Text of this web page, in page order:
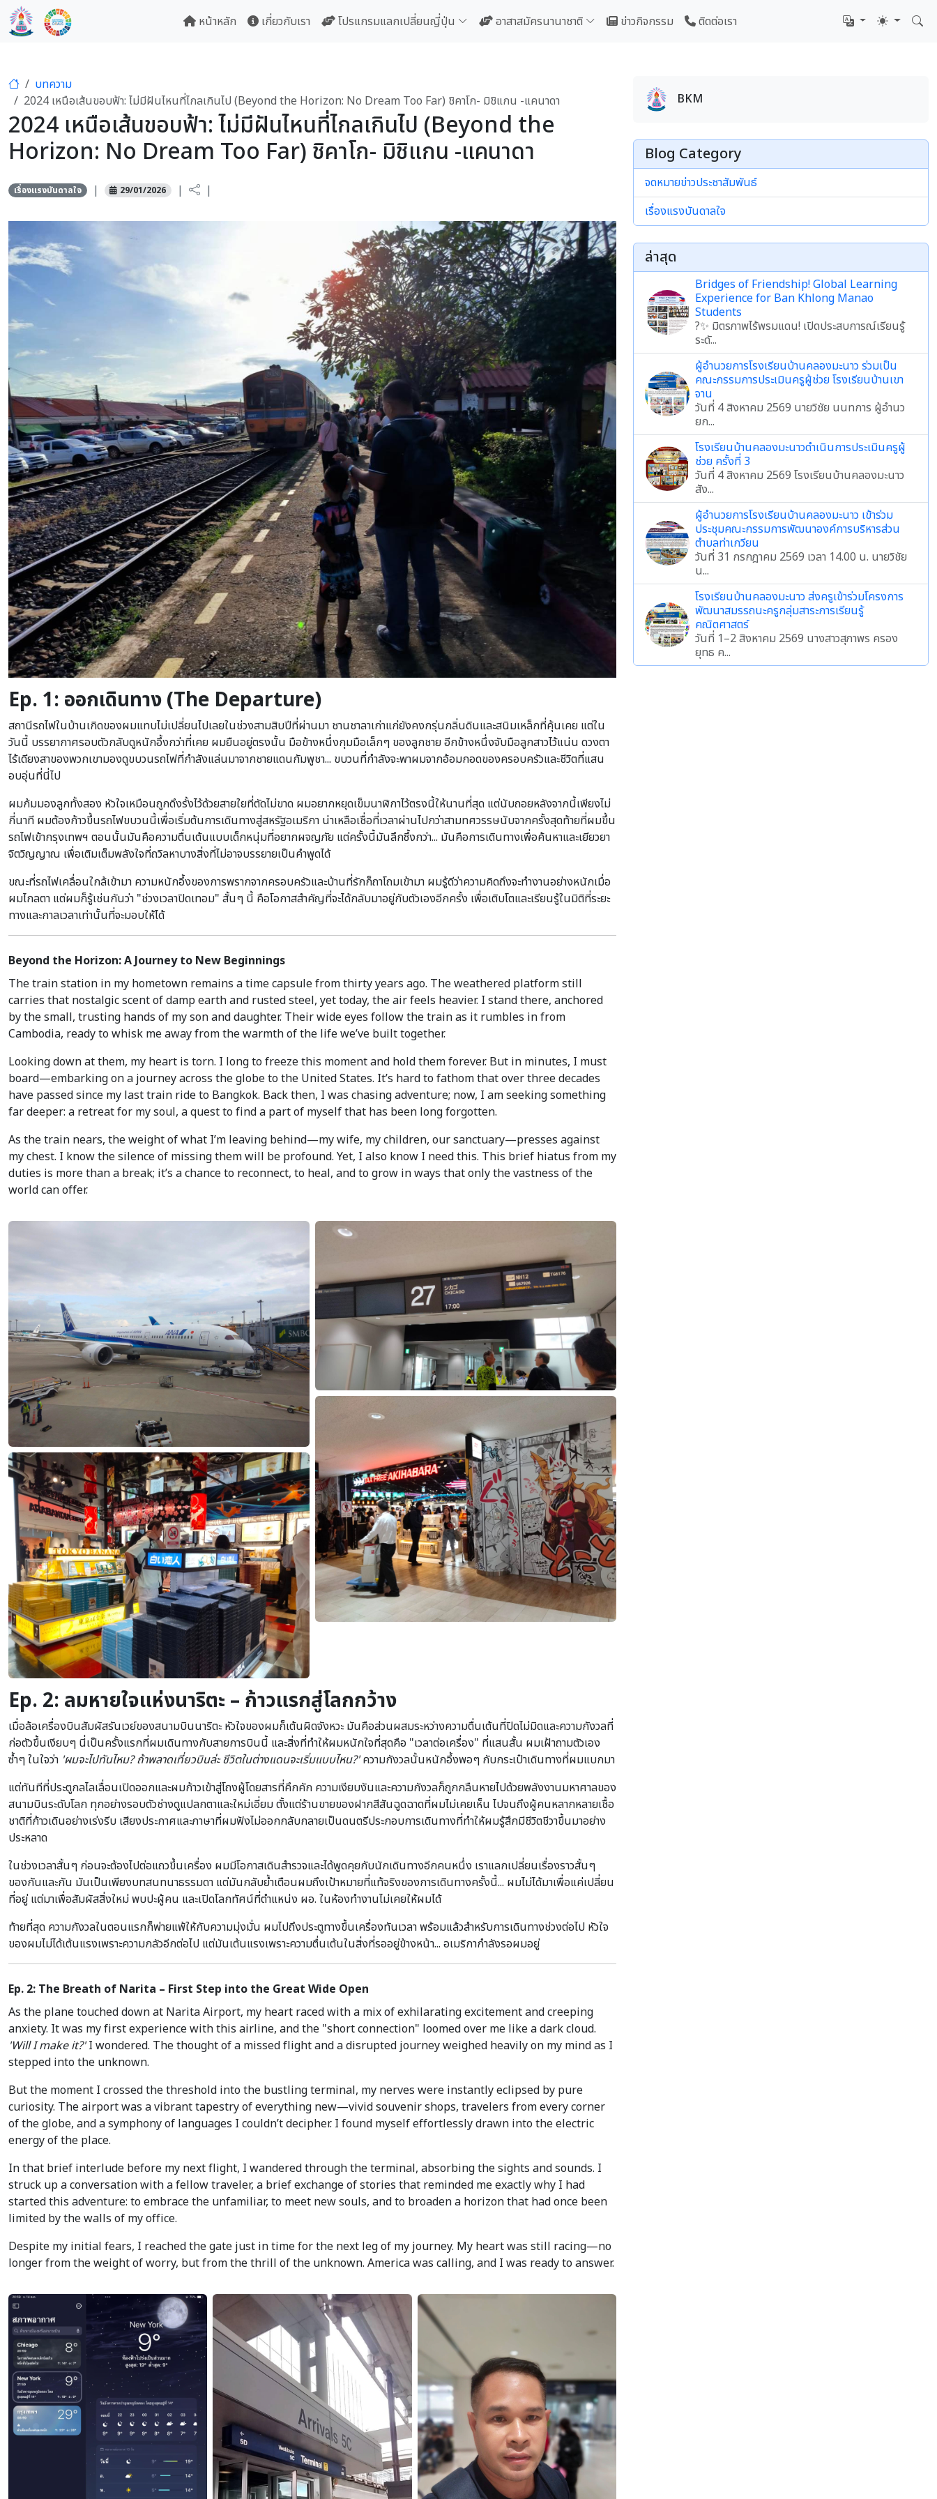
หน้าหลัก เกี่ยวกับเรา โปรแกรมแลกเปลี่ยนญี่ปุ่น อาสาสมัครนานาชาติ ข่าวกิจกรรม ติดต่อเรา
บทความ
2024 เหนือเส้นขอบฟ้า: ไม่มีฝันไหนที่ไกลเกินไป (Beyond the Horizon: No Dream Too Far) ชิคาโก- มิชิแกน -แคนาดา
2024 เหนือเส้นขอบฟ้า: ไม่มีฝันไหนที่ไกลเกินไป (Beyond the
Horizon: No Dream Too Far) ชิคาโก- มิชิแกน -แคนาดา
เรื่องแรงบันดาลใจ | 29/01/2026 | |
Ep. 1: ออกเดินทาง (The Departure)
สถานีรถไฟในบ้านเกิดของผมแทบไม่เปลี่ยนไปเลยในช่วงสามสิบปีที่ผ่านมา ชานชาลาเก่าแก่ยังคงกรุ่นกลิ่นดินและสนิมเหล็กที่คุ้นเคย แต่ใน
วันนี้ บรรยากาศรอบตัวกลับดูหนักอึ้งกว่าที่เคย ผมยืนอยู่ตรงนั้น มือข้างหนึ่งกุมมือเล็กๆ ของลูกชาย อีกข้างหนึ่งจับมือลูกสาวไว้แน่น ดวงตา
ไร้เดียงสาของพวกเขามองดูขบวนรถไฟที่กำลังแล่นมาจากชายแดนกัมพูชา... ขบวนที่กำลังจะพาผมจากอ้อมกอดของครอบครัวและชีวิตที่แสน
อบอุ่นที่นี่ไป
ผมก้มมองลูกทั้งสอง หัวใจเหมือนถูกดึงรั้งไว้ด้วยสายใยที่ตัดไม่ขาด ผมอยากหยุดเข็มนาฬิกาไว้ตรงนี้ให้นานที่สุด แต่นับถอยหลังจากนี้เพียงไม่
กี่นาที ผมต้องก้าวขึ้นรถไฟขบวนนี้เพื่อเริ่มต้นการเดินทางสู่สหรัฐอเมริกา น่าเหลือเชื่อที่เวลาผ่านไปกว่าสามทศวรรษนับจากครั้งสุดท้ายที่ผมขึ้น
รถไฟเข้ากรุงเทพฯ ตอนนั้นมันคือความตื่นเต้นแบบเด็กหนุ่มที่อยากผจญภัย แต่ครั้งนี้มันลึกซึ้งกว่า... มันคือการเดินทางเพื่อค้นหาและเยียวยา
จิตวิญญาณ เพื่อเติมเต็มพลังใจที่ถวิลหาบางสิ่งที่ไม่อาจบรรยายเป็นคำพูดได้
ขณะที่รถไฟเคลื่อนใกล้เข้ามา ความหนักอึ้งของการพรากจากครอบครัวและบ้านที่รักก็ถาโถมเข้ามา ผมรู้ดีว่าความคิดถึงจะทำงานอย่างหนักเมื่อ
ผมไกลตา แต่ผมก็รู้เช่นกันว่า "ช่วงเวลาปิดเทอม" สั้นๆ นี้ คือโอกาสสำคัญที่จะได้กลับมาอยู่กับตัวเองอีกครั้ง เพื่อเติบโตและเรียนรู้ในมิติที่ระยะ
ทางและกาลเวลาเท่านั้นที่จะมอบให้ได้
Beyond the Horizon: A Journey to New Beginnings
The train station in my hometown remains a time capsule from thirty years ago. The weathered platform still
carries that nostalgic scent of damp earth and rusted steel, yet today, the air feels heavier. I stand there, anchored
by the small, trusting hands of my son and daughter. Their wide eyes follow the train as it rumbles in from
Cambodia, ready to whisk me away from the warmth of the life we’ve built together.
Looking down at them, my heart is torn. I long to freeze this moment and hold them forever. But in minutes, I must
board—embarking on a journey across the globe to the United States. It’s hard to fathom that over three decades
have passed since my last train ride to Bangkok. Back then, I was chasing adventure; now, I am seeking something
far deeper: a retreat for my soul, a quest to find a part of myself that has been long forgotten.
As the train nears, the weight of what I’m leaving behind—my wife, my children, our sanctuary—presses against
my chest. I know the silence of missing them will be profound. Yet, I also know I need this. This brief hiatus from my
duties is more than a break; it’s a chance to reconnect, to heal, and to grow in ways that only the vastness of the
world can offer.
Ep. 2: ลมหายใจแห่งนาริตะ – ก้าวแรกสู่โลกกว้าง
เมื่อล้อเครื่องบินสัมผัสรันเวย์ของสนามบินนาริตะ หัวใจของผมก็เต้นผิดจังหวะ มันคือส่วนผสมระหว่างความตื่นเต้นที่ปิดไม่มิดและความกังวลที่
ก่อตัวขึ้นเงียบๆ นี่เป็นครั้งแรกที่ผมเดินทางกับสายการบินนี้ และสิ่งที่ทำให้ผมหนักใจที่สุดคือ "เวลาต่อเครื่อง" ที่แสนสั้น ผมเฝ้าถามตัวเอง
ซ้ำๆ ในใจว่า 'ผมจะไปทันไหม? ถ้าพลาดเที่ยวบินล่ะ ชีวิตในต่างแดนจะเริ่มแบบไหน?'ความกังวลนั้นหนักอึ้งพอๆ กับกระเป๋าเดินทางที่ผมแบกมา
แต่ทันทีที่ประตูกลไลเลื่อนเปิดออกและผมก้าวเข้าสู่โถงผู้โดยสารที่คึกคัก ความเงียบงันและความกังวลก็ถูกกลืนหายไปด้วยพลังงานมหาศาลของ
สนามบินระดับโลก ทุกอย่างรอบตัวช่างดูแปลกตาและใหม่เอี่ยม ตั้งแต่ร้านขายของฝากสีสันฉูดฉาดที่ผมไม่เคยเห็น ไปจนถึงผู้คนหลากหลายเชื้อ
ชาติที่ก้าวเดินอย่างเร่งรีบ เสียงประกาศและภาษาที่ผมฟังไม่ออกกลับกลายเป็นดนตรีประกอบการเดินทางที่ทำให้ผมรู้สึกมีชีวิตชีวาขึ้นมาอย่าง
ประหลาด
ในช่วงเวลาสั้นๆ ก่อนจะต้องไปต่อแถวขึ้นเครื่อง ผมมีโอกาสเดินสำรวจและได้พูดคุยกับนักเดินทางอีกคนหนึ่ง เราแลกเปลี่ยนเรื่องราวสั้นๆ
ของกันและกัน มันเป็นเพียงบทสนทนาธรรมดา แต่มันกลับย้ำเตือนผมถึงเป้าหมายที่แท้จริงของการเดินทางครั้งนี้... ผมไม่ได้มาเพื่อแค่เปลี่ยน
ที่อยู่ แต่มาเพื่อสัมผัสสิ่งใหม่ พบปะผู้คน และเปิดโลกทัศน์ที่ตำแหน่ง ผอ. ในห้องทำงานไม่เคยให้ผมได้
ท้ายที่สุด ความกังวลในตอนแรกก็พ่ายแพ้ให้กับความมุ่งมั่น ผมไปถึงประตูทางขึ้นเครื่องทันเวลา พร้อมแล้วสำหรับการเดินทางช่วงต่อไป หัวใจ
ของผมไม่ได้เต้นแรงเพราะความกลัวอีกต่อไป แต่มันเต้นแรงเพราะความตื่นเต้นในสิ่งที่รออยู่ข้างหน้า... อเมริกากำลังรอผมอยู่
Ep. 2: The Breath of Narita – First Step into the Great Wide Open
As the plane touched down at Narita Airport, my heart raced with a mix of exhilarating excitement and creeping
anxiety. It was my first experience with this airline, and the "short connection" loomed over me like a dark cloud.
'Will I make it?'I wondered. The thought of a missed flight and a disrupted journey weighed heavily on my mind as I
stepped into the unknown.
But the moment I crossed the threshold into the bustling terminal, my nerves were instantly eclipsed by pure
curiosity. The airport was a vibrant tapestry of everything new—vivid souvenir shops, travelers from every corner
of the globe, and a symphony of languages I couldn’t decipher. I found myself effortlessly drawn into the electric
energy of the place.
In that brief interlude before my next flight, I wandered through the terminal, absorbing the sights and sounds. I
struck up a conversation with a fellow traveler, a brief exchange of stories that reminded me exactly why I had
started this adventure: to embrace the unfamiliar, to meet new souls, and to broaden a horizon that had once been
limited by the walls of my office.
Despite my initial fears, I reached the gate just in time for the next leg of my journey. My heart was still racing—no
longer from the weight of worry, but from the thrill of the unknown. America was calling, and I was ready to answer.
BKM
Blog Category
จดหมายข่าวประชาสัมพันธ์
เรื่องแรงบันดาลใจ
ล่าสุด
Bridges of Friendship! Global Learning
Experience for Ban Khlong Manao
Students
?✨ มิตรภาพไร้พรมแดน! เปิดประสบการณ์เรียนรู้
ระดั...
ผู้อำนวยการโรงเรียนบ้านคลองมะนาว ร่วมเป็น
คณะกรรมการประเมินครูผู้ช่วย โรงเรียนบ้านเขา
จาน
วันที่ 4 สิงหาคม 2569 นายวิชัย นนทการ ผู้อำนว
ยก...
โรงเรียนบ้านคลองมะนาวดำเนินการประเมินครูผู้
ช่วย ครั้งที่ 3
วันที่ 4 สิงหาคม 2569 โรงเรียนบ้านคลองมะนาว
สัง...
ผู้อำนวยการโรงเรียนบ้านคลองมะนาว เข้าร่วม
ประชุมคณะกรรมการพัฒนาองค์การบริหารส่วน
ตำบลท่าเกวียน
วันที่ 31 กรกฎาคม 2569 เวลา 14.00 น. นายวิชัย
น...
โรงเรียนบ้านคลองมะนาว ส่งครูเข้าร่วมโครงการ
พัฒนาสมรรถนะครูกลุ่มสาระการเรียนรู้
คณิตศาสตร์
วันที่ 1–2 สิงหาคม 2569 นางสาวสุภาพร ครอง
ยุทธ ค...